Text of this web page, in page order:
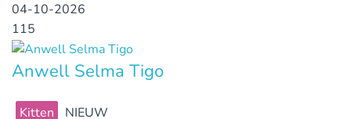
04-10-2026
115
Anwell Selma Tigo
Kitten
NIEUW